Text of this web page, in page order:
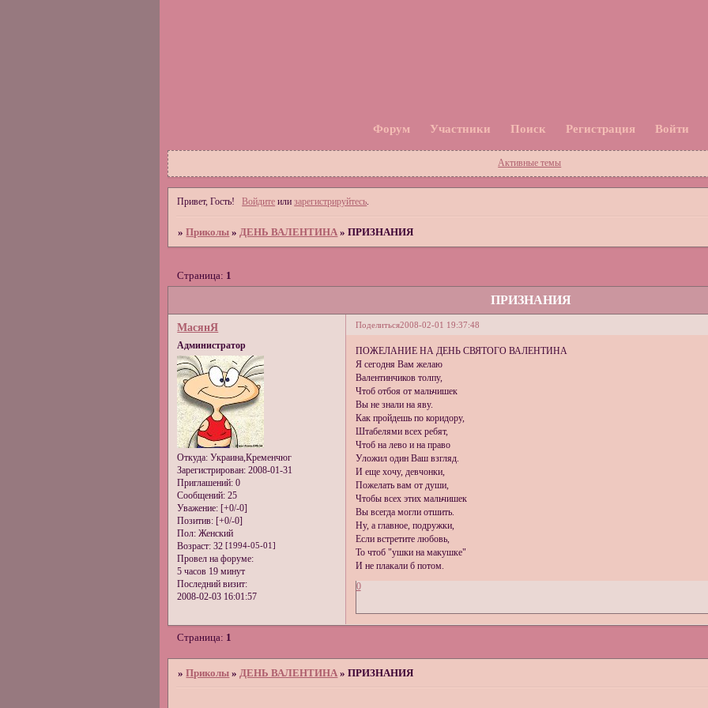
Форум Участники Поиск Регистрация Войти
Активные темы
Привет, Гость! Войдите илизарегистрируйтесь
»Приколы » ДЕНЬ ВАЛЕНТИНА »ПРИЗНАНИЯ
ПРИЗНАНИЯ
Страница: 1
Поделиться2008-02-01 19:37:48
МасянЯ
Администратор
Откуда: Украина,Кременчюг
Зарегистрирован: 2008-01-31
Приглашений: 0
Сообщений: 25
Уважение: [+0/-0]
Позитив: [+0/-0]
Пол: Женский
Возраст: 32 [1994-05-01]
Провел на форуме:
5 часов 19 минут
Последний визит:
2008-02-03 16:01:57
ПОЖЕЛАНИЕ НА ДЕНЬ СВЯТОГО ВАЛЕНТИНА
Я сегодня Вам желаю
Валентинчиков толпу,
Чтоб отбоя от мальчишек
Вы не знали на яву.
Как пройдешь по коридору,
Штабелями всех ребят,
Чтоб на лево и на право
Уложил один Ваш взгляд.
И еще хочу, девчонки,
Пожелать вам от души,
Чтобы всех этих мальчишек
Вы всегда могли отшить.
Ну, а главное, подружки,
Если встретите любовь,
То чтоб "ушки на макушке"
И не плакали б потом.
0
Страница: 1
»Приколы »ДЕНЬ ВАЛЕНТИНА »ПРИЗНАНИЯ